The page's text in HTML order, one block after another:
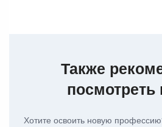
Также
посмотреть
Хотите освоить новую